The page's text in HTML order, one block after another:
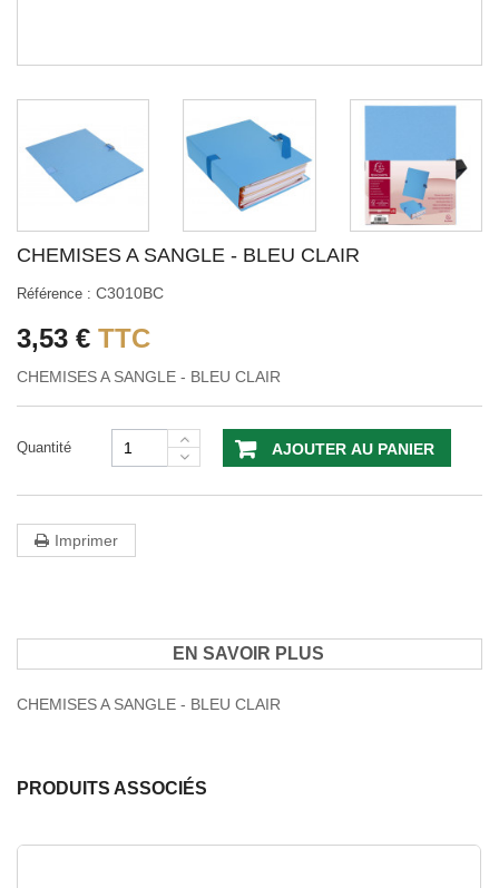
CHEMISES A SANGLE - BLEU CLAIR
Référence : C3010BC
3,53 € TTC
CHEMISES A SANGLE - BLEU CLAIR
Quantité AJOUTER AU PANIER
Imprimer
EN SAVOIR PLUS
CHEMISES A SANGLE - BLEU CLAIR
PRODUITS ASSOCIÉS